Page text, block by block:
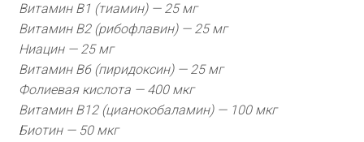
Витамин В1 (тиамин) — 25 мг
Витамин В2 (рибофлавин) — 25 мг
Ниацин — 25 мг
Витамин В6 (пиридоксин) — 25 мг
Фолиевая кислота — 400 мкг
Витамин В12 (цианокобаламин) — 100 мкг
Биотин — 50 мкг